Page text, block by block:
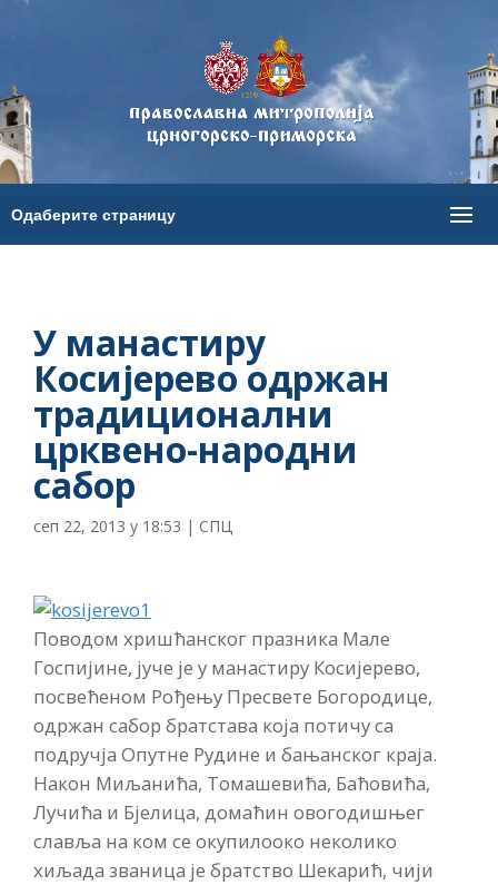
У манастиру
Косијерево одржан
традиционални
црквено-народни
сабор
сеп 22, 2013 у 18:53 | СПЦ
Поводом хришћанског празника Мале
Госпијине, јуче је у манастиру Косијерево,
посвећеном Рођењу Пресвете Богородице,
одржан сабор братстава која потичу са
подручја Опутне Рудине и бањанског краја.
Након Миљанића, Томашевића, Баћовића,
Лучића и Бјелица, домаћин овогодишњег
славља на ком се окупилооко неколико
хиљада званица је братство Шекарић, чији